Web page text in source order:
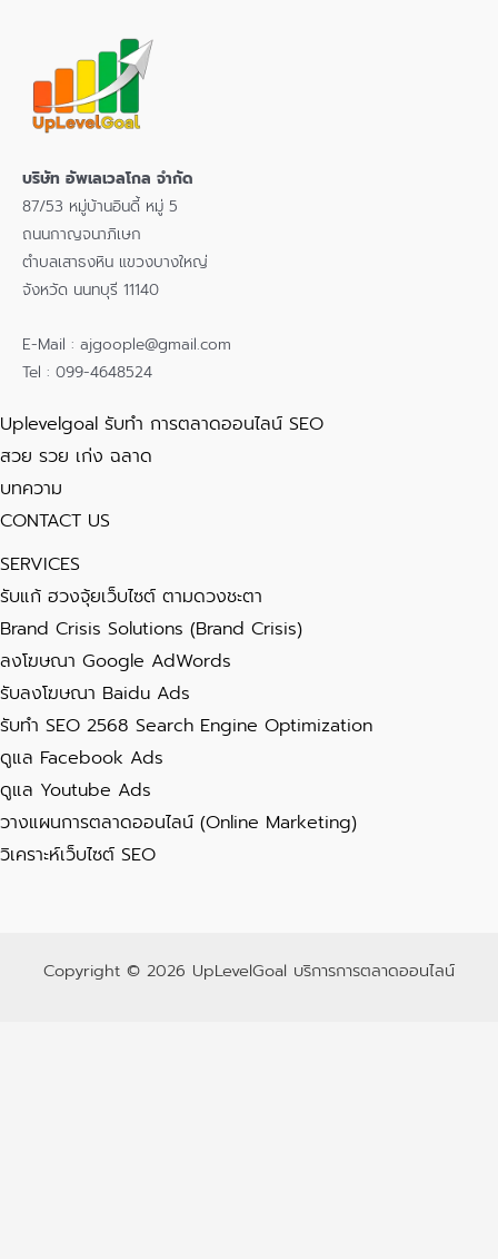
บริษัท อัพเลเวลโกล จำกัด
87/53 หมู่บ้านอินดี้ หมู่ 5
ถนนกาญจนาภิเษก
ตำบลเสาธงหิน แขวงบางใหญ่
จังหวัด นนทบุรี 11140
E-Mail : ajgoople@gmail.com
Tel : 099-4648524
Uplevelgoal รับทำ การตลาดออนไลน์ SEO
สวย รวย เก่ง ฉลาด
บทความ
CONTACT US
SERVICES
รับแก้ ฮวงจุ้ยเว็บไซต์ ตามดวงชะตา
Brand Crisis Solutions (Brand Crisis)
ลงโฆษณา Google AdWords
รับลงโฆษณา Baidu Ads
รับทำ SEO 2568 Search Engine Optimization
ดูแล Facebook Ads
ดูแล Youtube Ads
วางแผนการตลาดออนไลน์ (Online Marketing)
วิเคราะห์เว็บไซต์ SEO
Copyright © 2026 UpLevelGoal บริการการตลาดออนไลน์